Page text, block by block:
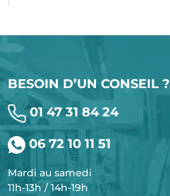
BESOIN D’UN CONSEIL ?
01 47 31 84 24
06 72 10 11 51
Mardi au samedi
11h-13h / 14h-19h